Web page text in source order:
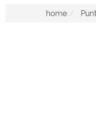
home